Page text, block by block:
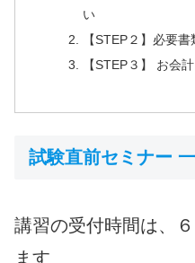
い
【STEP２】必要
【STEP３】 お会
試験直前セミナー
講習の受付時間は、
ます